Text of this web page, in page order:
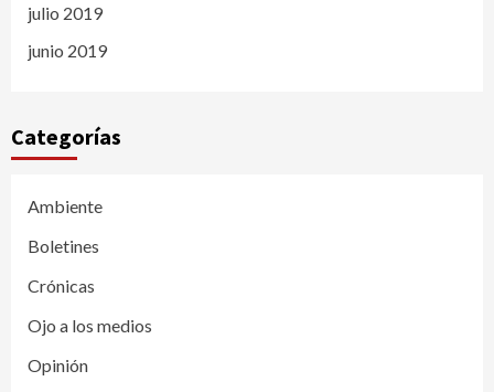
julio 2019
junio 2019
Categorías
Ambiente
Boletines
Crónicas
Ojo a los medios
Opinión